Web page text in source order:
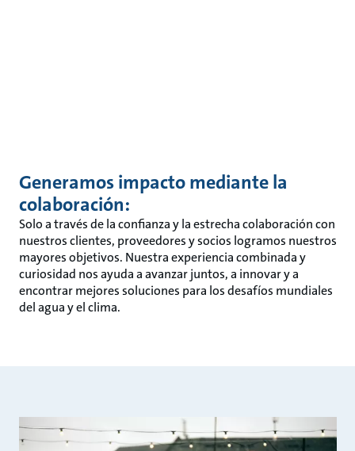
Generamos impacto mediante la
colaboración:
Solo a través de la confianza y la estrecha colaboración con
nuestros clientes, proveedores y socios logramos nuestros
mayores objetivos. Nuestra experiencia combinada y
curiosidad nos ayuda a avanzar juntos, a innovar y a
encontrar mejores soluciones para los desafíos mundiales
del agua y el clima.